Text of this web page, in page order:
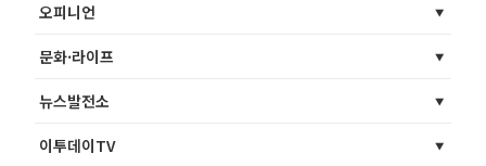
오피니언
문화·라이프
뉴스발전소
이투데이TV